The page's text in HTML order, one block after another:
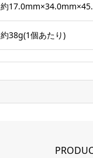
約
約38g(1個あたり)